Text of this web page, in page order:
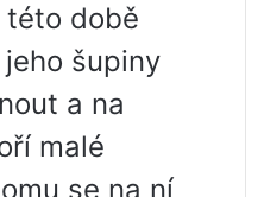
této době
šupiny
a na
malé
se na ní